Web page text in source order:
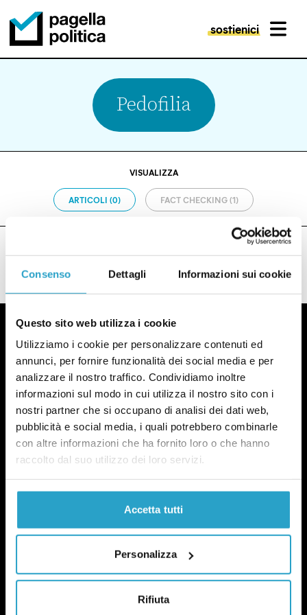
Consenso Dettagli Informazioni sui cookie
Questo sito web utilizza i cookie
Utilizziamo i cookie per personalizzare contenuti ed
annunci, per fornire funzionalità dei social media e per
analizzare il nostro traffico. Condividiamo inoltre
informazioni sul modo in cui utilizza il nostro sito con i
nostri partner che si occupano di analisi dei dati web,
pubblicità e social media, i quali potrebbero combinarle
con altre informazioni che ha fornito loro o che hanno
raccolto dal suo utilizzo dei loro servizi.
Accetta tutti
Personalizza
Rifiuta
Pagella Politica Logo
sostienici MENU
Pedofilia
VISUALIZZA
ARTICOLI (0) FACT CHECKING (1)
Fact-checking e informazione
politica dal 2012.
manifesto
redazione
progetti